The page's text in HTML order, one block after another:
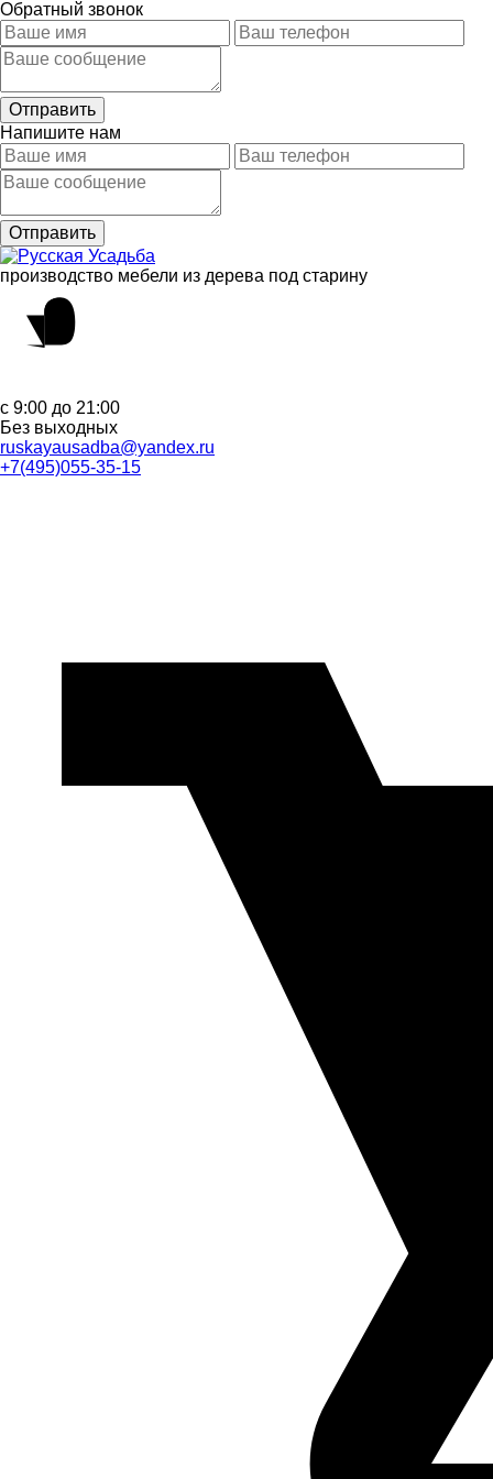
Обратный звонок
Напишите нам
производство мебели из дерева под старину
с 9:00 до 21:00
Без выходных
ruskayausadba@yandex.ru
+7(495)055-35-15